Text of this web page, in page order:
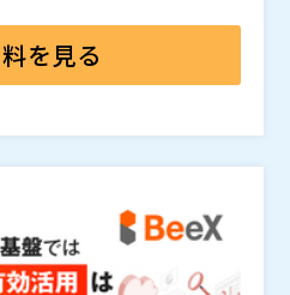
ばなりません。そのため、な
進まないのが実情です。こう
としてアナログ運用に依存し
りません。
課題をもとに開発された、
単に使えるユーザインターフ
手直しができる。クイック
大きな魅力です。当日は、実
事例やデモンストレーショ
ます。
業は将来的に追加、削除さ
を見る